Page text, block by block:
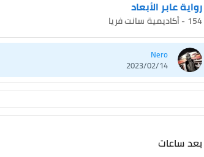
رواية عابر الأبعاد
154 - أكاديمية سانت فريا
Nero
2023/02/14
بعد ساعات